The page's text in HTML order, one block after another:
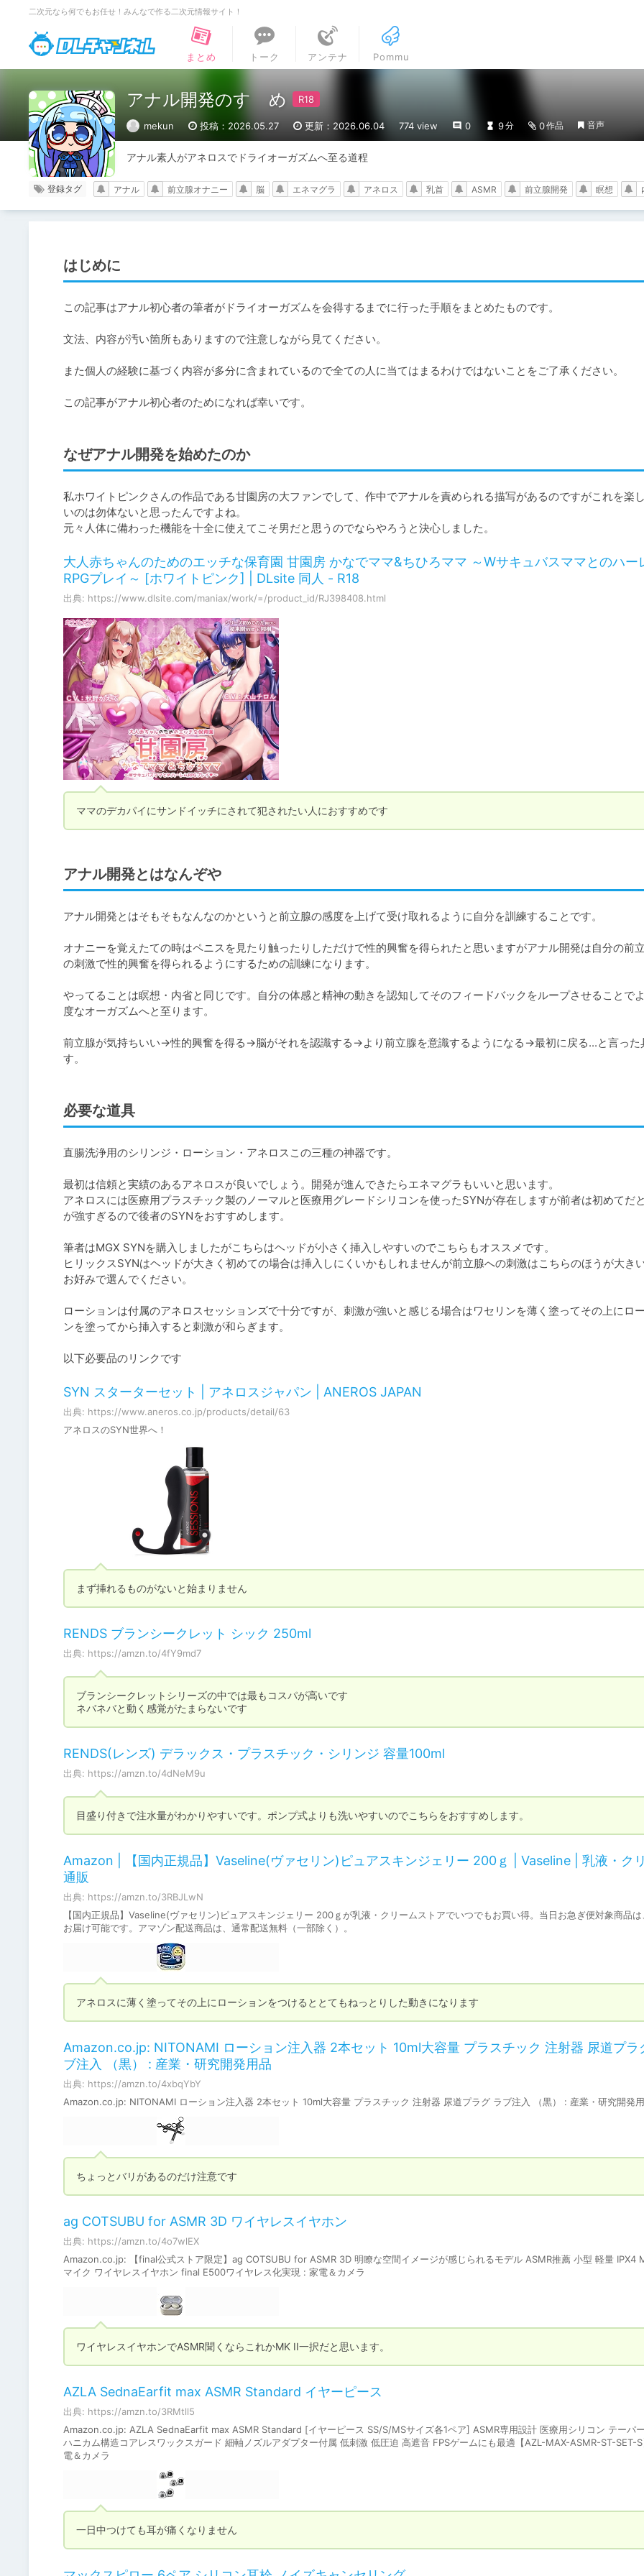
二次元なら何でもお任せ！みんなで作る二次元情報サイト！
DLチャンネル
まとめ
トーク アンテナ Pommu
アナル開発のすゝめ
mekun 投稿：2026.05.27 更新：2026.06.04 774 view 0 9分 0作品 音声
アナル素人がアネロスでドライオーガズムへ至る道程
登録タグ アナル 前立腺オナニー 脳 エネマグラ アネロス 乳首 ASMR 前立腺開発 瞑想
はじめに
この記事はアナル初心者の筆者がドライオーガズムを会得するまでに行った手順をまとめたものです。
文法、内容が汚い箇所もありますので注意しながら見てください。
また個人の経験に基づく内容が多分に含まれているので全ての人に当てはまるわけではないことをご了承ください。
この記事がアナル初心者のためになれば幸いです。
なぜアナル開発を始めたのか
私ホワイトピンクさんの作品である甘園房の大ファンでして、作中でアナルを責められる描写があるのですがこれを楽
いのは勿体ないと思ったんですよね。
元々人体に備わった機能を十全に使えてこそ男だと思うのでならやろうと決心しました。
大人赤ちゃんのためのエッチな保育園 甘園房 かなでママ&ちひろママ ～Wサキュバスママとのハー
RPGプレイ～ [ホワイトピンク] | DLsite 同人 - R18
出典: https://www.dlsite.com/maniax/work/=/product_id/RJ398408.html
ママのデカパイにサンドイッチにされて犯されたい人におすすめです
アナル開発とはなんぞや
アナル開発とはそもそもなんなのかというと前立腺の感度を上げて受け取れるように自分を訓練することです。
オナニーを覚えたての時はペニスを見たり触ったりしただけで性的興奮を得られたと思いますがアナル開発は自分の前
の刺激で性的興奮を得られるようにするための訓練になります。
やってることは瞑想・内省と同じです。自分の体感と精神の動きを認知してそのフィードバックをループさせることで
度なオーガズムへと至ります。
前立腺が気持ちいい→性的興奮を得る→脳がそれを認識する→より前立腺を意識するようになる→最初に戻る...と言った
必要な道具
直腸洗浄用のシリンジ・ローション・アネロスこの三種の神器です。
最初は信頼と実績のあるアネロスが良いでしょう。開発が進んできたらエネマグラもいいと思います。
アネロスには医療用プラスチック製のノーマルと医療用グレードシリコンを使ったSYNが存在しますが前者は初めてだ
が強すぎるので後者のSYNをおすすめします。
筆者はMGX SYNを購入しましたがこちらはヘッドが小さく挿入しやすいのでこちらもオススメです。
ヒリックスSYNはヘッドが大きく初めての場合は挿入しにくいかもしれませんが前立腺への刺激はこちらのほうが大き
お好みで選んでください。
ローションは付属のアネロスセッションズで十分ですが、刺激が強いと感じる場合はワセリンを薄く塗ってその上にロ
ンを塗ってから挿入すると刺激が和らぎます。
以下必要品のリンクです
SYN スターターセット | アネロスジャパン | ANEROS JAPAN
出典: https://www.aneros.co.jp/products/detail/63
アネロスのSYN世界へ！
まず挿れるものがないと始まりません
RENDS ブランシークレット シック 250ml
出典: https://amzn.to/4fY9md7
ブランシークレットシリーズの中では最もコスパが高いです
ネバネバと動く感覚がたまらないです
RENDS(レンズ) デラックス・プラスチック・シリンジ 容量100ml
出典: https://amzn.to/4dNeM9u
目盛り付きで注水量がわかりやすいです。ポンプ式よりも洗いやすいのでこちらをおすすめします。
Amazon | 【国内正規品】Vaseline(ヴァセリン)ピュアスキンジェリー 200ｇ | Vaseline | 乳液・ク
通販
出典: https://amzn.to/3RBJLwN
【国内正規品】Vaseline(ヴァセリン)ピュアスキンジェリー 200ｇが乳液・クリームストアでいつでもお買い得。当日お急ぎ便対象商品
お届け可能です。アマゾン配送商品は、通常配送無料（一部除く）。
アネロスに薄く塗ってその上にローションをつけるととてもねっとりした動きになります
Amazon.co.jp: NITONAMI ローション注入器 2本セット 10ml大容量 プラスチック 注射器 尿道プラ
ブ注入 （黒） : 産業・研究開発用品
出典: https://amzn.to/4xbqYbY
Amazon.co.jp: NITONAMI ローション注入器 2本セット 10ml大容量 プラスチック 注射器 尿道プラグ ラブ注入 （黒） : 産業・研究開発
ちょっとバリがあるのだけ注意です
ag COTSUBU for ASMR 3D ワイヤレスイヤホン
出典: https://amzn.to/4o7wlEX
Amazon.co.jp: 【final公式ストア限定】ag COTSUBU for ASMR 3D 明瞭な空間イメージが感じられるモデル ASMR推薦 小型 軽量 IPX4
マイク ワイヤレスイヤホン final E500ワイヤレス化実現 : 家電＆カメラ
ワイヤレスイヤホンでASMR聞くならこれかMK II一択だと思います。
AZLA SednaEarfit max ASMR Standard イヤーピース
出典: https://amzn.to/3RMtll5
Amazon.co.jp: AZLA SednaEarfit max ASMR Standard [イヤーピース SS/S/MSサイズ各1ペア] ASMR専用設計 医療用シリコン テーパ
ハニカム構造コアレスワックスガード 細軸ノズルアダプター付属 低刺激 低圧迫 高遮音 FPSゲームにも最適【AZL-MAX-ASMR-ST-SET-
電＆カメラ
一日中つけても耳が痛くなりません